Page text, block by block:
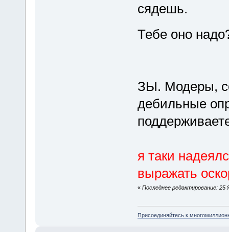
сядешь.
Тебе оно
ЗЫ. Модеры,
дебильные
я таки
выражать
« Последнее редактирование: 25
Присоединяйтесь к